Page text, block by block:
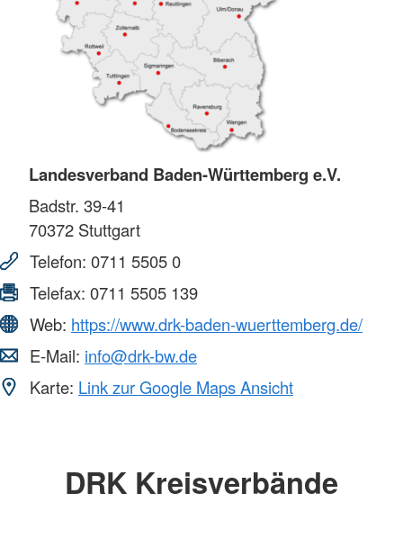
Landesverband Baden-Württemberg e.V.
Badstr. 39-41
70372 Stuttgart
Telefon: 0711 5505 0
Telefax: 0711 5505 139
Web: https://www.drk-baden-wuerttemberg.de/
E-Mail: info@drk-bw.de
Karte: Link zur Google Maps Ansicht
DRK Kreisverbände